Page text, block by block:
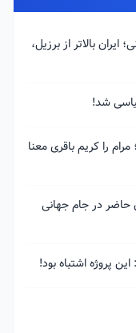
بالاتر از برزیل،
شد!
را کریم باقری معنا
در جام جهانی
پروژه اشتباه بود!